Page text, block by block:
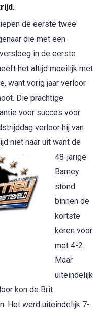
de eerste twee
die met een
in de eerste
het altijd moeilijk met
want vorig jaar verloor
Die prachtige
voor succes voor
verloor hij van
niet naar uit want de
48-jarige
Barney
stond
binnen de
kortste
keren voor
met 4-2.
Maar
uiteindelijk
kon de Brit
Het werd uiteindelijk 7-